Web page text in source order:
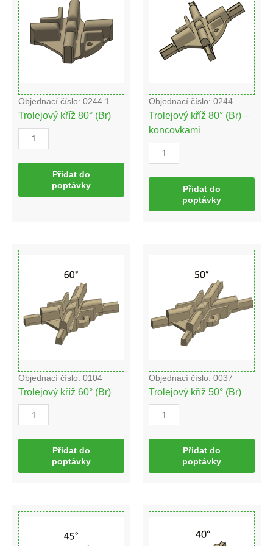
Objednací číslo: 0244.1
Trolejový kříž 80° (Br)
(Br)
množství
Přidat do
poptávky
Objednací číslo: 0244
Trolejový kříž 80° (Br) –
koncovkami
(Br)
-
koncovkami
množství
Přidat do
poptávky
Objednací číslo: 0104
Trolejový kříž 60° (Br)
Trolejový
kříž
60°
(Br)
množství
Přidat do
poptávky
Objednací číslo: 0037
Trolejový kříž 50° (Br)
Trolejový
kříž
50°
(Br)
množství
Přidat do
poptávky
Trolejový
kříž
45°
Trolejový
kříž
40°